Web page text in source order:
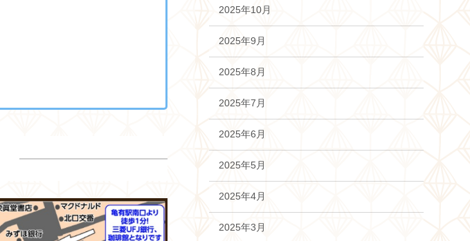
2025年10月
2025年9月
2025年8月
2025年7月
2025年6月
2025年5月
2025年4月
2025年3月